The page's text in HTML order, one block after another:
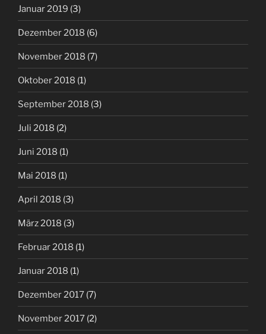
Januar 2019 (3)
Dezember 2018 (6)
November 2018 (7)
Oktober 2018 (1)
September 2018 (3)
Juli 2018 (2)
Juni 2018 (1)
Mai 2018 (1)
April 2018 (3)
März 2018 (3)
Februar 2018 (1)
Januar 2018 (1)
Dezember 2017 (7)
November 2017 (2)